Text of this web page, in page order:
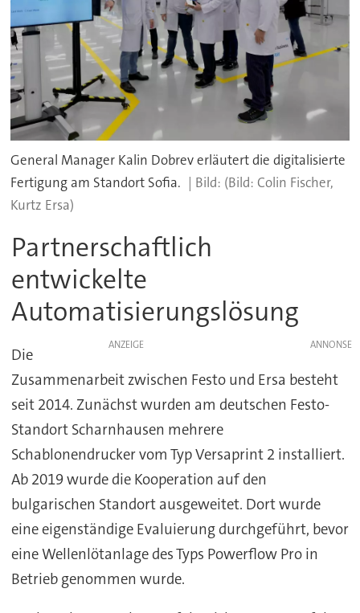
General Manager Kalin Dobrev erläutert die digitalisierte
Fertigung am Standort Sofia.
(Bild: Colin Fischer,
Kurtz Ersa)
Partnerschaftlich
entwickelte
Automatisierungslösung
ANZEIGE
Die
Zusammenarbeit zwischen Festo und Ersa besteht
seit 2014. Zunächst wurden am deutschen Festo-
Standort Scharnhausen mehrere
Schablonendrucker vom Typ Versaprint 2 installiert.
Ab 2019 wurde die Kooperation auf den
bulgarischen Standort ausgeweitet. Dort wurde
eine eigenständige Evaluierung durchgeführt, bevor
eine Wellenlötanlage des Typs Powerflow Pro in
Betrieb genommen wurde.